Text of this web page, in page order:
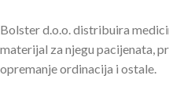
Bolster d.o.o. distribuira
materijal za njegu pacijenata,
opremanje ordinacija i ostale.